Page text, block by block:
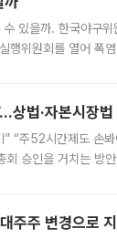
있을까. 한국야구
행위원회를 열어 폭
상법·자본시장
“주52시간제도 손
승인을 거치는 방
주주 변경으로